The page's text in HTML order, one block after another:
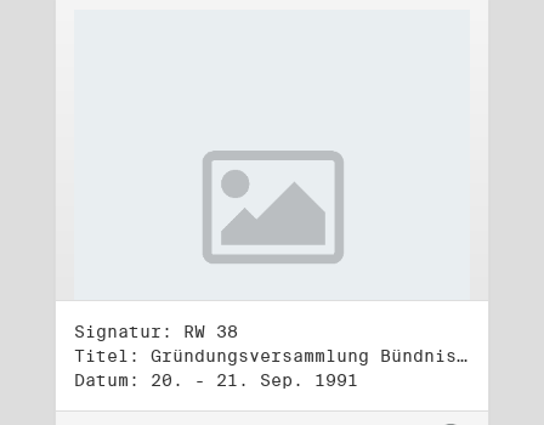
Signatur: RW 38
Titel: Gründungsversammlung Bündnis 90
Datum: 20. - 21. Sep. 1991